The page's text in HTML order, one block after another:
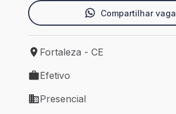
Compartilhar vaga
Local de trabalho: Fortaleza - CE
Fortaleza - CE
Tipo de vaga: Efetivo
Efetivo
Modelo de trabalho: Presencial
Presencial